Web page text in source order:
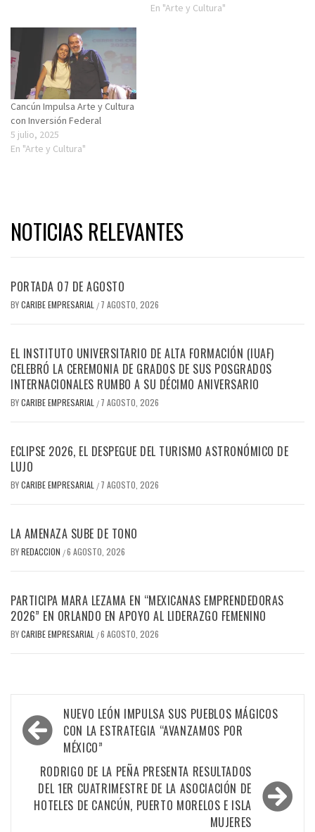
En "Arte y Cultura"
Cancún Impulsa Arte y Cultura
con Inversión Federal
5 julio, 2025
En "Arte y Cultura"
NOTICIAS RELEVANTES
PORTADA 07 DE AGOSTO
BYCARIBE EMPRESARIAL / 7 AGOSTO, 2026
EL INSTITUTO UNIVERSITARIO DE ALTA FORMACIÓN (IUAF)
CELEBRÓ LA CEREMONIA DE GRADOS DE SUS POSGRADOS
INTERNACIONALES RUMBO A SU DÉCIMO ANIVERSARIO
BYCARIBE EMPRESARIAL / 7 AGOSTO, 2026
ECLIPSE 2026, EL DESPEGUE DEL TURISMO ASTRONÓMICO DE
LUJO
BYCARIBE EMPRESARIAL / 7 AGOSTO, 2026
LA AMENAZA SUBE DE TONO
BYREDACCION /6 AGOSTO, 2026
PARTICIPA MARA LEZAMA EN “MEXICANAS EMPRENDEDORAS
2026” EN ORLANDO EN APOYO AL LIDERAZGO FEMENINO
BYCARIBE EMPRESARIAL /6 AGOSTO, 2026
Navegación
de
entradas
NUEVO LEÓN IMPULSA SUS PUEBLOS MÁGICOS
CON LA ESTRATEGIA “AVANZAMOS POR
MÉXICO”
RODRIGO DE LA PEÑA PRESENTA RESULTADOS
DEL 1ER CUATRIMESTRE DE LA ASOCIACIÓN DE
HOTELES DE CANCÚN, PUERTO MORELOS E ISLA
MUJERES